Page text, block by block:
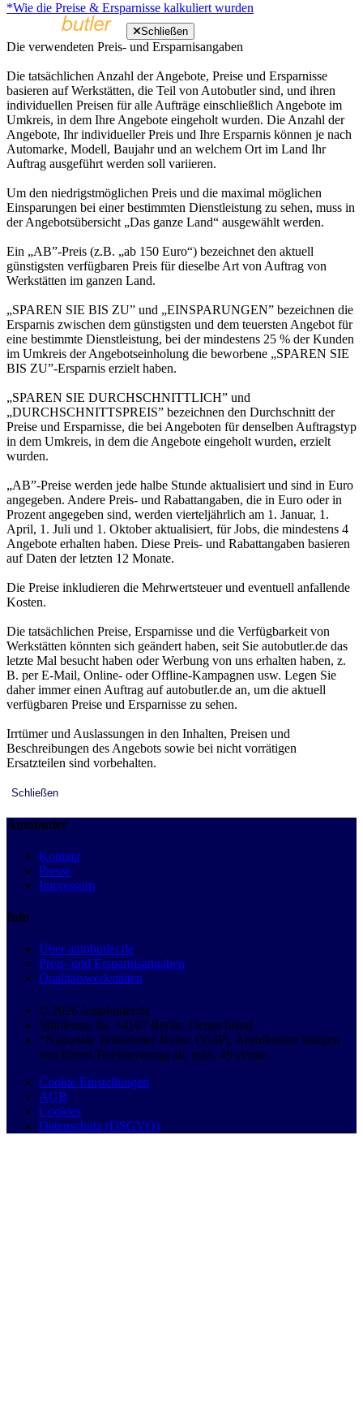
*Wie die Preise & Ersparnisse kalkuliert wurden
Schließen
Die verwendeten Preis- und Ersparnisangaben
Die tatsächlichen Anzahl der Angebote, Preise und Ersparnisse
basieren auf Werkstätten, die Teil von Autobutler sind, und ihren
individuellen Preisen für alle Aufträge einschließlich Angebote im
Umkreis, in dem Ihre Angebote eingeholt wurden. Die Anzahl der
Angebote, Ihr individueller Preis und Ihre Ersparnis können je nach
Automarke, Modell, Baujahr und an welchem Ort im Land Ihr
Auftrag ausgeführt werden soll variieren.
Um den niedrigstmöglichen Preis und die maximal möglichen
Einsparungen bei einer bestimmten Dienstleistung zu sehen, muss in
der Angebotsübersicht „Das ganze Land“ ausgewählt werden.
Ein „AB”-Preis (z.B. „ab 150 Euro“) bezeichnet den aktuell
günstigsten verfügbaren Preis für dieselbe Art von Auftrag von
Werkstätten im ganzen Land.
„SPAREN SIE BIS ZU” und „EINSPARUNGEN” bezeichnen die
Ersparnis zwischen dem günstigsten und dem teuersten Angebot für
eine bestimmte Dienstleistung, bei der mindestens 25 % der Kunden
im Umkreis der Angebotseinholung die beworbene „SPAREN SIE
BIS ZU”-Ersparnis erzielt haben.
„SPAREN SIE DURCHSCHNITTLICH” und
„DURCHSCHNITTSPREIS” bezeichnen den Durchschnitt der
Preise und Ersparnisse, die bei Angeboten für denselben Auftragstyp
in dem Umkreis, in dem die Angebote eingeholt wurden, erzielt
wurden.
„AB”-Preise werden jede halbe Stunde aktualisiert und sind in Euro
angegeben. Andere Preis- und Rabattangaben, die in Euro oder in
Prozent angegeben sind, werden vierteljährlich am 1. Januar, 1.
April, 1. Juli und 1. Oktober aktualisiert, für Jobs, die mindestens 4
Angebote erhalten haben. Diese Preis- und Rabattangaben basieren
auf Daten der letzten 12 Monate.
Die Preise inkludieren die Mehrwertsteuer und eventuell anfallende
Kosten.
Die tatsächlichen Preise, Ersparnisse und die Verfügbarkeit von
Werkstätten könnten sich geändert haben, seit Sie autobutler.de das
letzte Mal besucht haben oder Werbung von uns erhalten haben, z.
B. per E-Mail, Online- oder Offline-Kampagnen usw. Legen Sie
daher immer einen Auftrag auf autobutler.de an, um die aktuell
verfügbaren Preise und Ersparnisse zu sehen.
Irrtümer und Auslassungen in den Inhalten, Preisen und
Beschreibungen des Angebots sowie bei nicht vorrätigen
Ersatzteilen sind vorbehalten.
Schließen
Autobutler
Kontakt
Presse
Impressum
Info
Über autobutler.de
Preis- und Ersparnisangaben
Qualitätswerkstätten
© 2026 Autobutler.de
Mühlenstr. 8a, 14167 Berlin, Deutschland
*Nationale Teilnehmer-Rufnr. (VoIP), Anrufkosten hängen
von Ihrem Telefonvertrag ab, max. 49 ct/min.
Cookie Einstellungen
AGB
Cookies
Datenschutz (DSGVO)